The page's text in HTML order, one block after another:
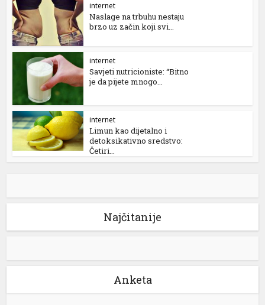
internet
Naslage na trbuhu nestaju
brzo uz začin koji svi...
internet
Savjeti nutricioniste: “Bitno
je da pijete mnogo...
internet
Limun kao dijetalno i
detoksikativno sredstvo:
Četiri...
Najčitanije
Anketa